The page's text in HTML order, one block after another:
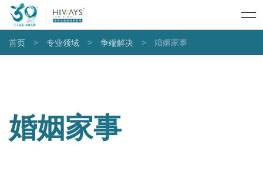
首页 > 专业领域 > 争端解决 > 婚姻家事
婚姻家事